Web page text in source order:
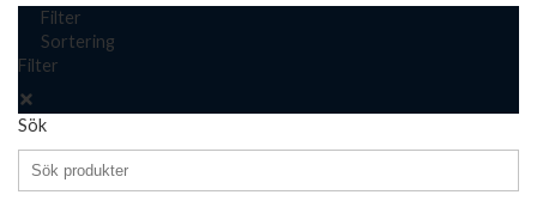
Filter
Sortering
Filter
Sök